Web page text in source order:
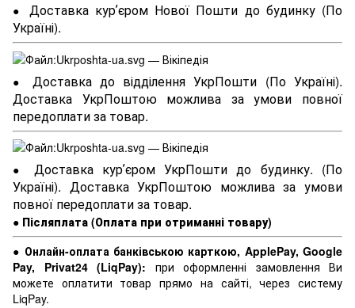
● Доставка курʼєром Нової Пошти до будинку (По
Україні).
● Доставка до відділення УкрПошти (По Україні).
Доставка УкрПоштою можлива за умови повної
передоплати за товар.
● Доставка курʼєром УкрПошти до будинку. (По
Україні). Доставка УкрПоштою можлива за умови
повної передоплати за товар.
● Післяплата (Оплата при отриманні товару)
● Онлайн-оплата банківською карткою, ApplePay, Google
Pay, Privat24 (LiqPay): при оформленні замовлення Ви
можете оплатити товар прямо на сайті, через систему
LiqPay.